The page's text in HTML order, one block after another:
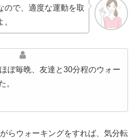
ので、適度な運動を取
ぼ毎晩、友達と30分程のウォー
。
らウォーキングをすれば、気分転